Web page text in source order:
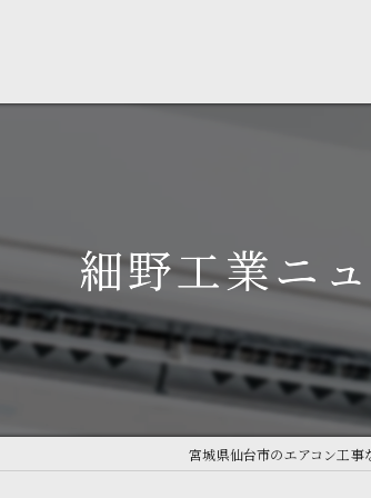
細野工業ニ
宮城県仙台市のエアコン工事